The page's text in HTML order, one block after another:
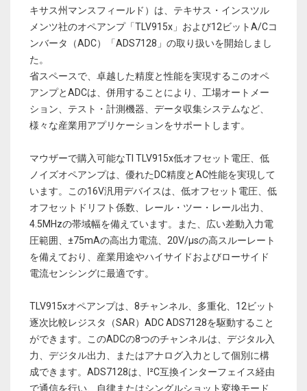
キサス州マンスフィールド）は、テキサス・インスツル
メンツ社のオペアンプ「TLV915x」および12ビットA/Cコ
ンバータ（ADC）「ADS7128」の取り扱いを開始しまし
た。
省スペースで、卓越した精度と性能を実現するこのオペ
アンプとADCは、併用することにより、工場オートメー
ション、テスト・計測機器、データ収集システムなど、
様々な産業用アプリケーションをサポートします。
マウザーで購入可能なTI TLV915x低オフセット電圧、低
ノイズオペアンプは、優れたDC精度とAC性能を実現して
います。この16V汎用デバイスは、低オフセット電圧、低
オフセットドリフト係数、レール・ツー・レール出力、
4.5MHzの帯域幅を備えています。また、広い差動入力電
圧範囲、±75mAの高出力電流、20V/μsの高スルーレート
を備えており、産業用途やハイサイドおよびローサイド
電流センシングに最適です。
TLV915xオペアンプは、8チャンネル、多重化、12ビット
逐次比較レジスタ（SAR）ADC ADS7128を駆動すること
ができます。このADCの8つのチャンネルは、デジタル入
力、デジタル出力、またはアナログ入力として個別に構
成できます。ADS7128は、I²C互換インターフェイス経由
で通信を行い、自律またはシングルショット変換モード